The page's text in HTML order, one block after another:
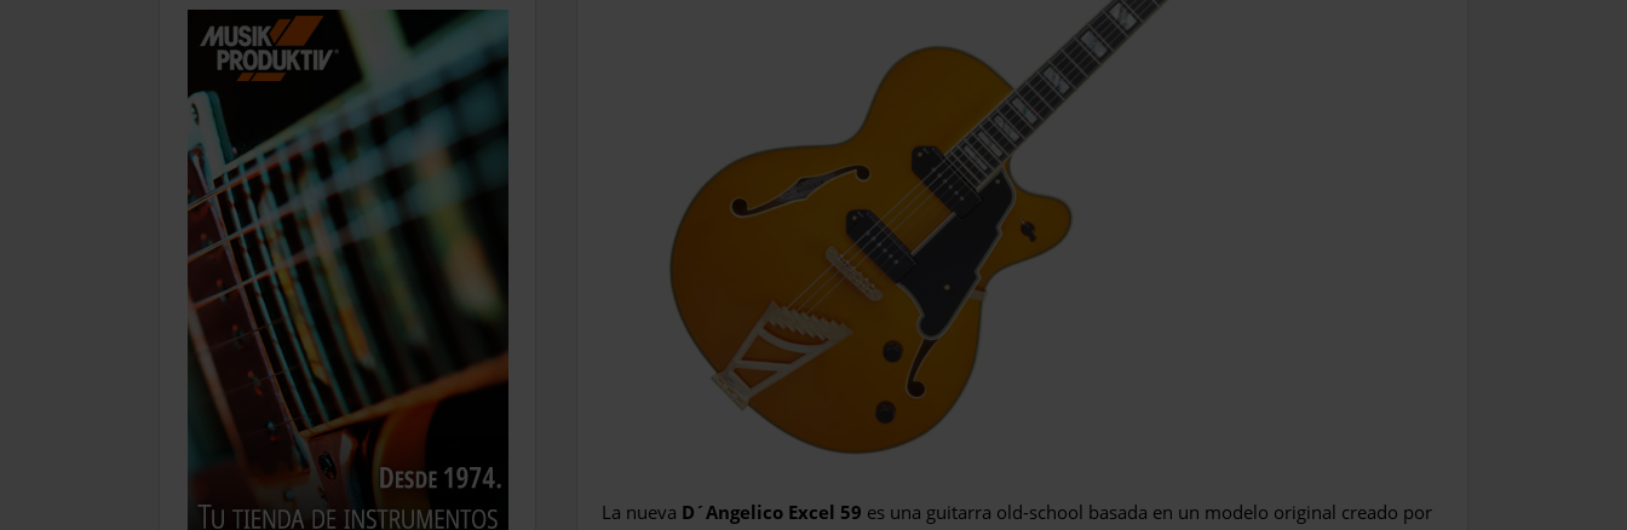
La nueva D´Angelico Excel 59 es una guitarra old-school basada en un modelo original creado por